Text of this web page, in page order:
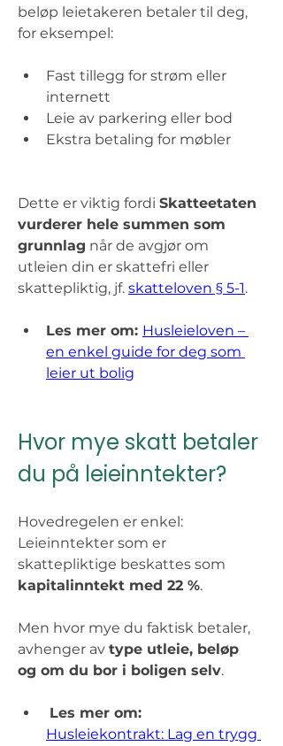
beløp leietakeren betaler til deg,
for eksempel:
Fast tillegg for strøm eller
internett
Leie av parkering eller bod
Ekstra betaling for møbler
Dette er viktig fordi Skatteetaten
vurderer hele summen som
grunnlag når de avgjør om
utleien din er skattefri eller
skattepliktig, jf. skatteloven § 5-1.
Les mer om: Husleieloven –
en enkel guide for deg som
leier ut bolig
Hvor mye skatt betaler
du på leieinntekter?
Hovedregelen er enkel:
Leieinntekter som er
skattepliktige beskattes som
kapitalinntekt med 22 %.
Men hvor mye du faktisk betaler,
avhenger av type utleie, beløp
og om du bor i boligen selv.
Les mer om:
Husleiekontrakt: Lag en trygg